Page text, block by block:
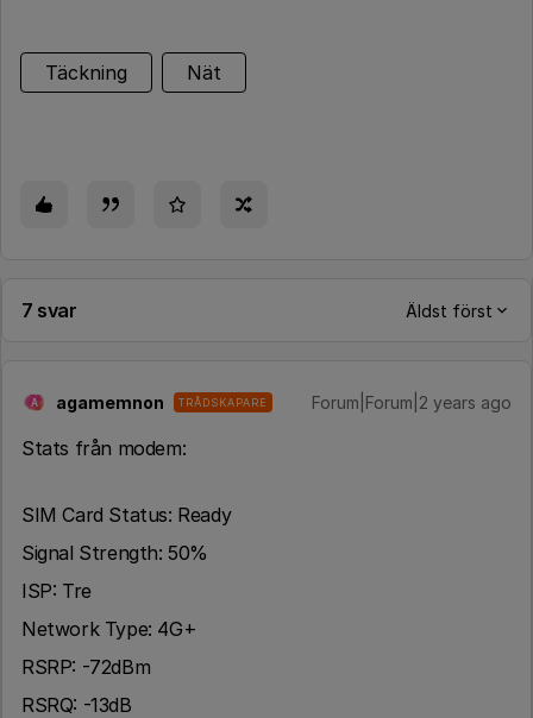
Täckning Nät
7 svar Äldst först
A agamemnon TRÅDSKAPARE Forum|Forum|2 years ago
Stats från modem:
SIM Card Status: Ready
Signal Strength: 50%
ISP: Tre
Network Type: 4G+
RSRP: -72dBm
RSRQ: -13dB